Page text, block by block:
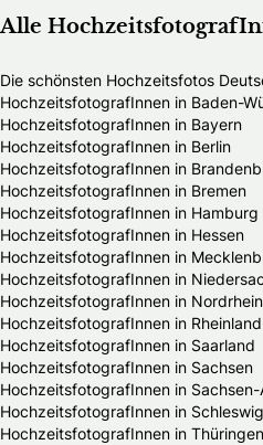
Alle
Die schönsten Hochzeitsfotos
HochzeitsfotografInnen in Baden-
HochzeitsfotografInnen in Bayern
HochzeitsfotografInnen in Berlin
HochzeitsfotografInnen in
HochzeitsfotografInnen in Bremen
HochzeitsfotografInnen in Hamburg
HochzeitsfotografInnen in Hessen
HochzeitsfotografInnen in
HochzeitsfotografInnen in
HochzeitsfotografInnen in
HochzeitsfotografInnen in
HochzeitsfotografInnen in Saarland
HochzeitsfotografInnen in Sachsen
HochzeitsfotografInnen in
HochzeitsfotografInnen in
HochzeitsfotografInnen in Thüringen